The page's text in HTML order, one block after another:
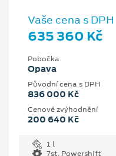
Vaše cena s DPH
635 360 Kč
Pobočka
Opava
Původní cena s DPH
836 000 Kč
Cenové zvýhodnění
200 640 Kč
1 l
7st. Powershift